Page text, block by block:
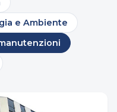
e Ambiente